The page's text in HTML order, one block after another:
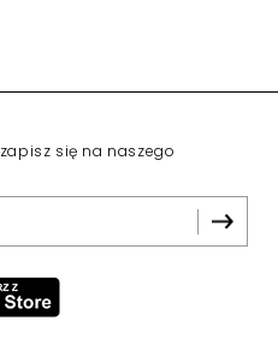
się na naszego